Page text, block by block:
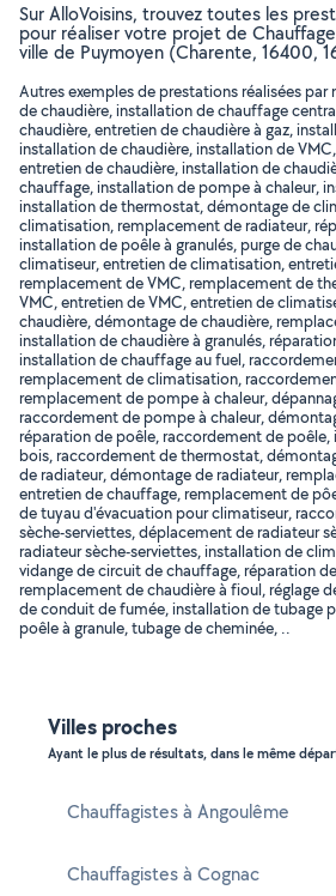
Sur AlloVoisins, trouvez toutes les
pour réaliser votre projet de
ville de Puymoyen (Charente, 16400,
Autres exemples de prestations réalisées
de chaudière, installation de chauffage
chaudière, entretien de chaudière à gaz,
installation de chaudière, installation de
entretien de chaudière, installation de
chauffage, installation de pompe à chaleur,
installation de thermostat, démontage de
climatisation, remplacement de radiateur,
installation de poêle à granulés, purge de
climatiseur, entretien de climatisation,
remplacement de VMC, remplacement de
VMC, entretien de VMC, entretien de
chaudière, démontage de chaudière,
installation de chaudière à granulés,
installation de chauffage au fuel,
remplacement de climatisation,
remplacement de pompe à chaleur,
raccordement de pompe à chaleur,
réparation de poêle, raccordement de
bois, raccordement de thermostat,
de radiateur, démontage de radiateur,
entretien de chauffage, remplacement de
de tuyau d'évacuation pour climatiseur,
sèche-serviettes, déplacement de radiateur
radiateur sèche-serviettes, installation de
vidange de circuit de chauffage, réparation
remplacement de chaudière à fioul, réglage
de conduit de fumée, installation de tubage
poêle à granule, tubage de cheminée, ..
Villes proches
Ayant le plus de résultats, dans le même
Chauffagistes à Angoulême
Chauffagistes à Cognac